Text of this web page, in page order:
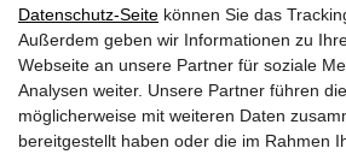
Datenschutz-Seite können Sie das
Außerdem geben wir Informationen zu
Webseite an unsere Partner für soziale
Analysen weiter. Unsere Partner führen
möglicherweise mit weiteren Daten
bereitgestellt haben oder die im Rahmen
FREIWILLIGE FEUERWEHR
OFK HBI Michael
OFK Stv. OBI Herbert
Telefon: +43 (0) 6542